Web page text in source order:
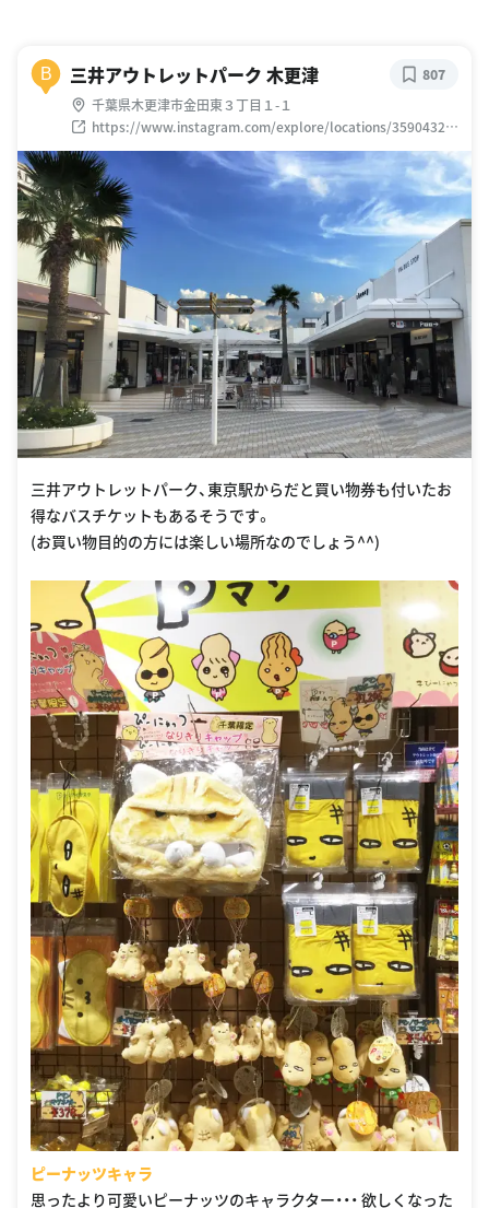
B 三井アウトレットパーク 木更津
千葉県木更津市金田東３丁目１-１
https://www.instagram.com/explore/locations/35904328
2
807
三井アウトレットパーク、東京駅からだと買い物券も付いたお
得なバスチケットもあるそうです。
(お買い物目的の方には楽しい場所なのでしょう^^)
ピーナッツキャラ
思ったより可愛いピーナッツのキャラクター・・・ 欲しくなった